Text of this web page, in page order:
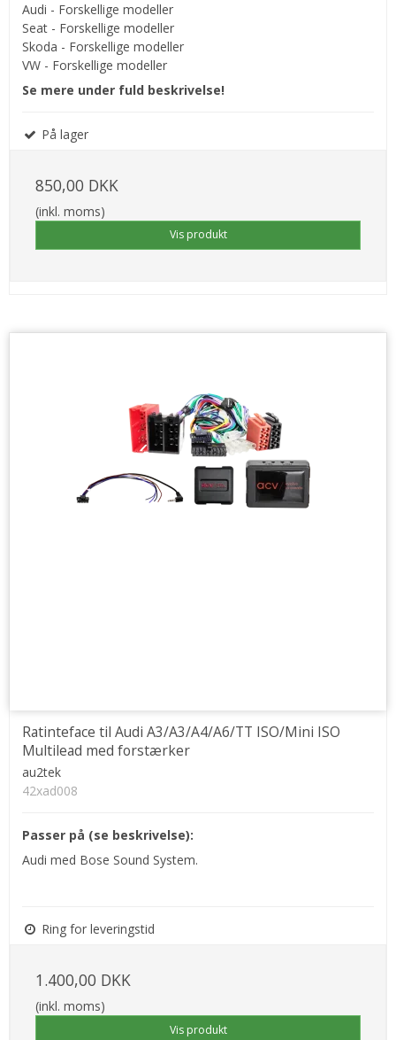
Audi - Forskellige modeller
Seat - Forskellige modeller
Skoda - Forskellige modeller
VW - Forskellige modeller
Se mere under fuld beskrivelse!
På lager
850,00 DKK
(inkl. moms)
Vis produkt
Ratinteface til Audi A3/A3/A4/A6/TT ISO/Mini ISO
Multilead med forstærker
au2tek
42xad008
Passer på (se beskrivelse):
Audi med Bose Sound System.
Ring for leveringstid
1.400,00 DKK
(inkl. moms)
Vis produkt